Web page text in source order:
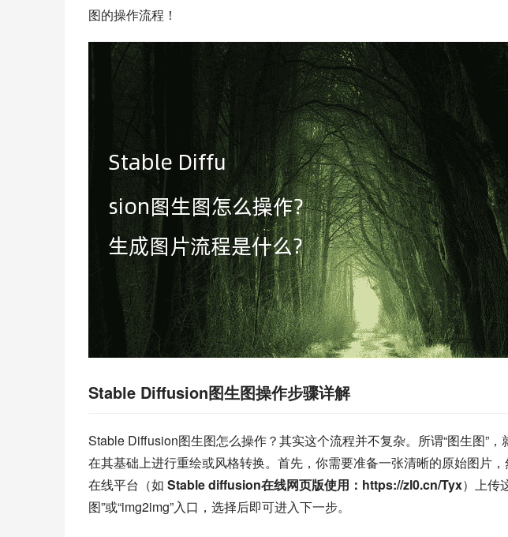
图的操作流程！
Stable Diffusion图生图操作步骤详解
Stable Diffusion图生图怎么操作？其实这个流程并不复杂。所谓“图生图”
在其基础上进行重绘或风格转换。首先，你需要准备一张清晰的原始图片
在线平台（如 Stable diffusion在线网页版使用：https://zl0.cn/Tyx）上传
图”或“img2img”入口，选择后即可进入下一步。